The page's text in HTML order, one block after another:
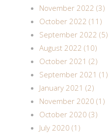
November 2022 (3)
October 2022 (11)
September 2022 (5)
August 2022 (10)
October 2021 (2)
September 2021 (1)
January 2021 (2)
November 2020 (1)
October 2020 (3)
July 2020 (1)